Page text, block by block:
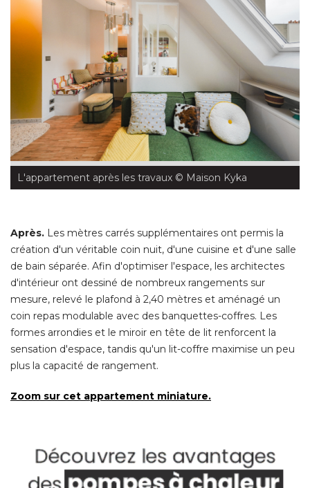
L'appartement après les travaux © Maison Kyka
Après. Les mètres carrés supplémentaires ont permis la
création d'un véritable coin nuit, d'une cuisine et d'une salle
de bain séparée. Afin d'optimiser l'espace, les architectes
d'intérieur ont dessiné de nombreux rangements sur
mesure, relevé le plafond à 2,40 mètres et aménagé un
coin repas modulable avec des banquettes-coffres. Les
formes arrondies et le miroir en tête de lit renforcent la
sensation d'espace, tandis qu'un lit-coffre maximise un peu
plus la capacité de rangement.
Zoom sur cet appartement miniature.